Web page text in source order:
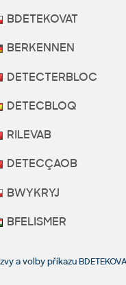
BDETEKOVAT
BERKENNEN
DETECTERBLOC
DETECBLOQ
RILEVAB
DETECÇAOB
BWYKRYJ
BFELISMER
a volby příkazu